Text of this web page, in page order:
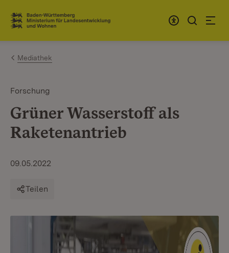
Zum Inhalt springen
Link zur Startseite
Mediathek
Forschung
Grüner Wasserstoff als
Raketenantrieb
09.05.2022
Teilen